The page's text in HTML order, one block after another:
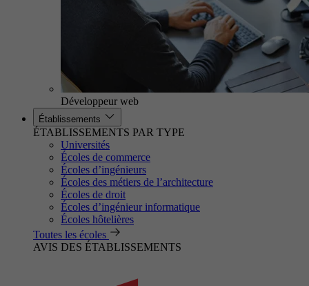
Développeur web
Établissements
ÉTABLISSEMENTS PAR TYPE
Universités
Écoles de commerce
Écoles d’ingénieurs
Écoles des métiers de l’architecture
Écoles de droit
Écoles d’ingénieur informatique
Écoles hôtelières
Toutes les écoles
AVIS DES ÉTABLISSEMENTS